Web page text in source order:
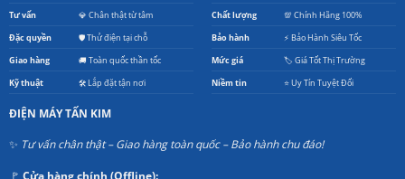
Tư vấn 💎 Chân thật từ tâm
Đặc quyền 🛡️ Thử điện tại chỗ
Giao hàng 🚚 Toàn quốc thần tốc
Kỹ thuật 🛠️ Lắp đặt tận nơi
Chất lượng 💯 Chính Hãng 100%
Bảo hành ⚡ Bảo Hành Siêu Tốc
Mức giá 🏷️ Giá Tốt Thị Trường
Niềm tin ⭐ Uy Tín Tuyệt Đối
ĐIỆN MÁY TẤN KIM
✨ Tư vấn chân thật – Giao hàng toàn quốc – Bảo hành chu đáo!
🚩 Cửa hàng chính (Offline):